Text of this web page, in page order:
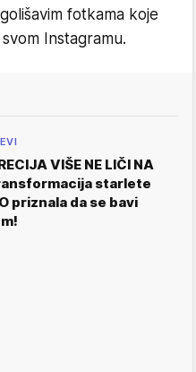
fotkama koje
Instagramu.
VIŠE NE LIČI NA
starlete
priznala da se bavi